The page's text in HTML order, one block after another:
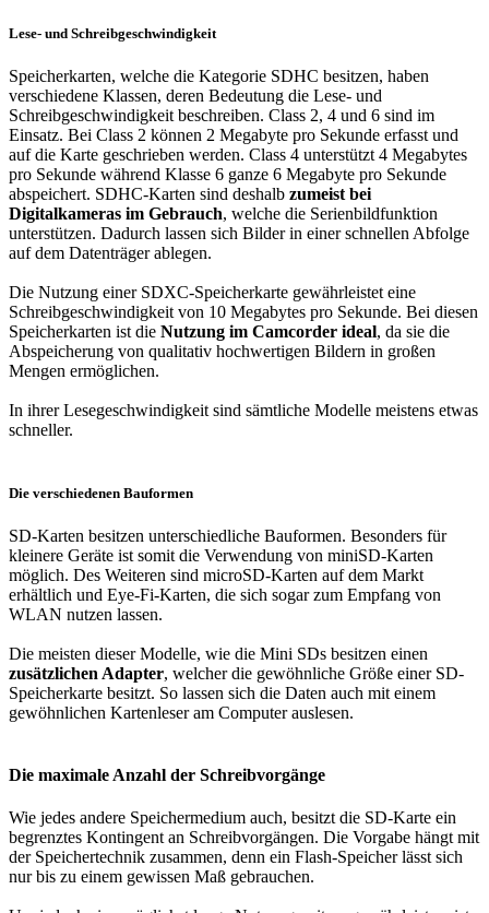
Lese- und Schreibgeschwindigkeit
Speicherkarten, welche die Kategorie SDHC besitzen, haben
verschiedene Klassen, deren Bedeutung die Lese- und
Schreibgeschwindigkeit beschreiben. Class 2, 4 und 6 sind im
Einsatz. Bei Class 2 können 2 Megabyte pro Sekunde erfasst und
auf die Karte geschrieben werden. Class 4 unterstützt 4 Megabytes
pro Sekunde während Klasse 6 ganze 6 Megabyte pro Sekunde
abspeichert. SDHC-Karten sind deshalb zumeist bei
Digitalkameras im Gebrauch, welche die Serienbildfunktion
unterstützen. Dadurch lassen sich Bilder in einer schnellen Abfolge
auf dem Datenträger ablegen.
Die Nutzung einer SDXC-Speicherkarte gewährleistet eine
Schreibgeschwindigkeit von 10 Megabytes pro Sekunde. Bei diesen
Speicherkarten ist die Nutzung im Camcorder ideal, da sie die
Abspeicherung von qualitativ hochwertigen Bildern in großen
Mengen ermöglichen.
In ihrer Lesegeschwindigkeit sind sämtliche Modelle meistens etwas
schneller.
Die verschiedenen Bauformen
SD-Karten besitzen unterschiedliche Bauformen. Besonders für
kleinere Geräte ist somit die Verwendung von miniSD-Karten
möglich. Des Weiteren sind microSD-Karten auf dem Markt
erhältlich und Eye-Fi-Karten, die sich sogar zum Empfang von
WLAN nutzen lassen.
Die meisten dieser Modelle, wie die Mini SDs besitzen einen
zusätzlichen Adapter, welcher die gewöhnliche Größe einer SD-
Speicherkarte besitzt. So lassen sich die Daten auch mit einem
gewöhnlichen Kartenleser am Computer auslesen.
Die maximale Anzahl der Schreibvorgänge
Wie jedes andere Speichermedium auch, besitzt die SD-Karte ein
begrenztes Kontingent an Schreibvorgängen. Die Vorgabe hängt mit
der Speichertechnik zusammen, denn ein Flash-Speicher lässt sich
nur bis zu einem gewissen Maß gebrauchen.